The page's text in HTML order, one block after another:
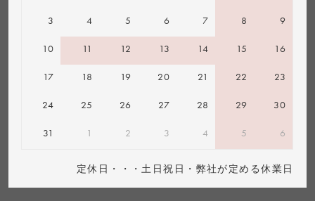
3 4 5 6 7 8 9
10 11 12 13 14 15 16
17 18 19 20 21 22 23
24 25 26 27 28 29 30
31 1 2 3 4 5 6
定休日・・・土日祝日・弊社が定める休業日